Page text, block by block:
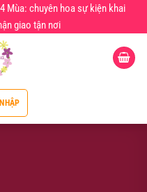
Mùa: chuyên hoa sự kiện khai
giao tận nơi